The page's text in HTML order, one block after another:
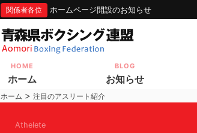
関係者各位 ホームページ開設のお知らせ
HOME
ホーム
BLOG
お知らせ
ホーム > 注目のアスリート紹介
Athelete